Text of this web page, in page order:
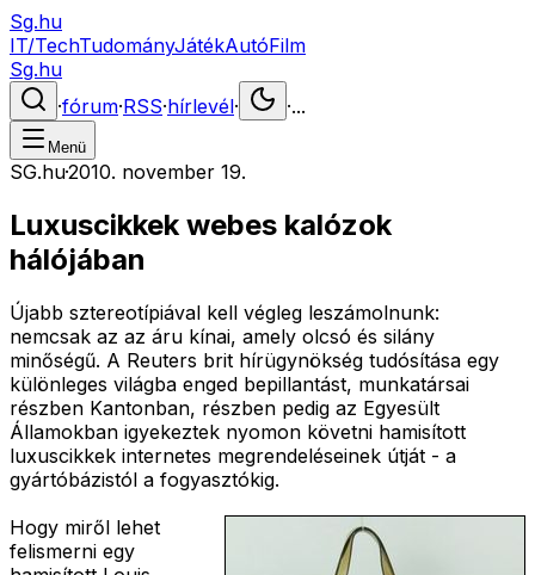
Sg.hu
IT/TechTudományJátékAutóFilm
Sg.hu
·fórum·RSS·hírlevél· ·...
Menü
SG.hu·2010. november 19.
Luxuscikkek webes kalózok
hálójában
Újabb sztereotípiával kell végleg leszámolnunk:
nemcsak az az áru kínai, amely olcsó és silány
minőségű. A Reuters brit hírügynökség tudósítása egy
különleges világba enged bepillantást, munkatársai
részben Kantonban, részben pedig az Egyesült
Államokban igyekeztek nyomon követni hamisított
luxuscikkek internetes megrendeléseinek útját - a
gyártóbázistól a fogyasztókig.
Hogy miről lehet
felismerni egy